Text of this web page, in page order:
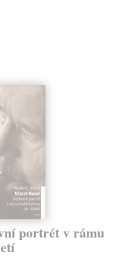
portrét v rámu